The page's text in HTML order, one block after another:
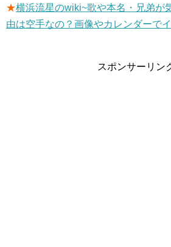
★横浜流星のwiki~歌や本名・兄弟が
由は空手なの？画像やカレンダーで
スポンサーリン